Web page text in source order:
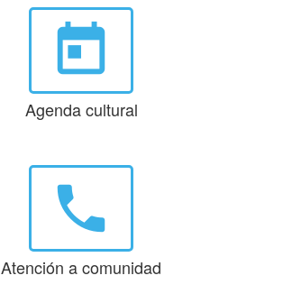
today
Agenda cultural
phone
Atención a comunidad